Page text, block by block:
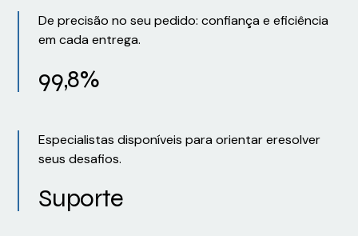
De precisão no seu pedido: confiança e eficiência
em cada entrega.
99,8%
Especialistas disponíveis para orientar eresolver
seus desafios.
Suporte